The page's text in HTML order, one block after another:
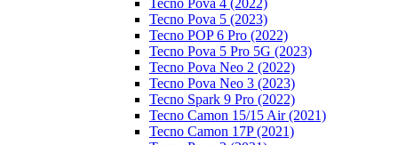
Tecno Pova 4 (2022)
Tecno Pova 5 (2023)
Tecno POP 6 Pro (2022)
Tecno Pova 5 Pro 5G (2023)
Tecno Pova Neo 2 (2022)
Tecno Pova Neo 3 (2023)
Tecno Spark 9 Pro (2022)
Tecno Camon 15/15 Air (2021)
Tecno Camon 17P (2021)